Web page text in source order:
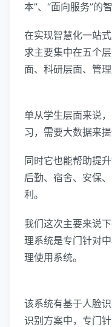
本”、“面向服务”的
在实现智慧化一站
求主要集中在五个
面、科研层面、管
单从学生层面来说
习，需要大数据来提
同时它也能帮助提
后勤、宿舍、安保
利。
我们这次主要来说
理系统是专门针对
理使用系统。
该系统有基于人脸
识别方案中，专门